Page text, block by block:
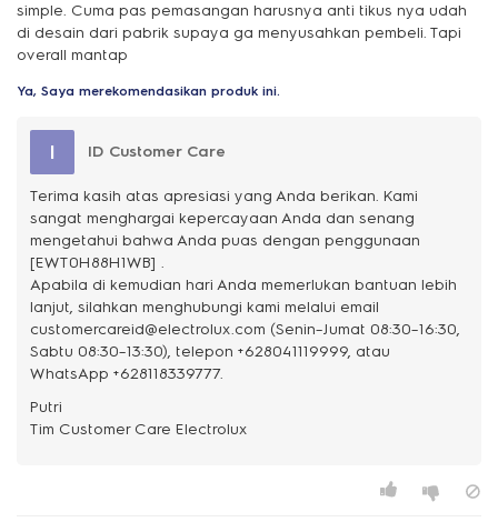
simple. Cuma pas pemasangan harusnya anti tikus nya udah
di desain dari pabrik supaya ga menyusahkan pembeli. Tapi
overall mantap
Ya, Saya merekomendasikan produk ini.
I ID Customer Care
Terima kasih atas apresiasi yang Anda berikan. Kami
sangat menghargai kepercayaan Anda dan senang
mengetahui bahwa Anda puas dengan penggunaan
[EWT0H88H1WB] .
Apabila di kemudian hari Anda memerlukan bantuan lebih
lanjut, silahkan menghubungi kami melalui email
customercareid@electrolux.com (Senin–Jumat 08:30–16:30,
Sabtu 08:30–13:30), telepon +628041119999, atau
WhatsApp +628118339777.
Putri